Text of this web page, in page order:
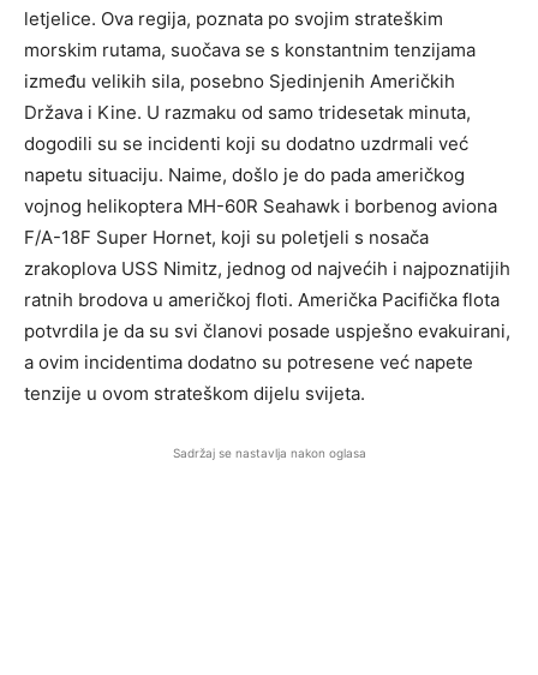
letjelice. Ova regija, poznata po svojim strateškim
morskim rutama, suočava se s konstantnim tenzijama
između velikih sila, posebno Sjedinjenih Američkih
Država i Kine. U razmaku od samo tridesetak minuta,
dogodili su se incidenti koji su dodatno uzdrmali već
napetu situaciju. Naime, došlo je do pada američkog
vojnog helikoptera MH-60R Seahawk i borbenog aviona
F/A-18F Super Hornet, koji su poletjeli s nosača
zrakoplova USS Nimitz, jednog od najvećih i najpoznatijih
ratnih brodova u američkoj floti. Američka Pacifička flota
potvrdila je da su svi članovi posade uspješno evakuirani,
a ovim incidentima dodatno su potresene već napete
tenzije u ovom strateškom dijelu svijeta.
Sadržaj se nastavlja nakon oglasa